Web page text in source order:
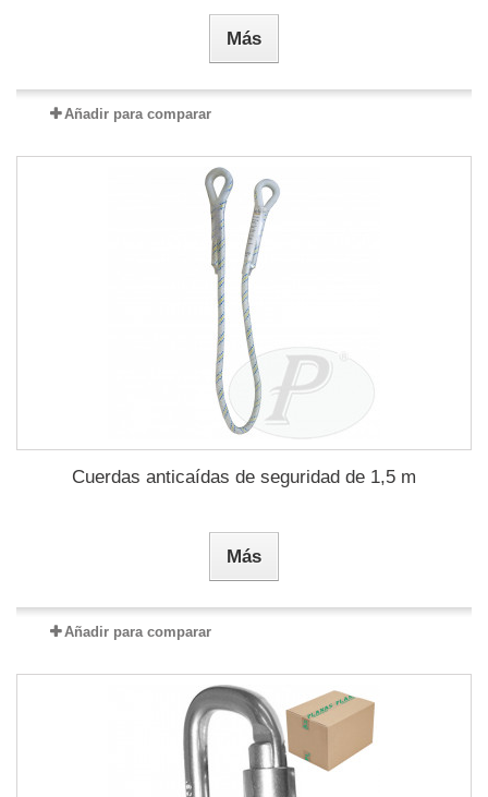
Más
Añadir para comparar
Cuerdas anticaídas de seguridad de 1,5 m
Más
Añadir para comparar